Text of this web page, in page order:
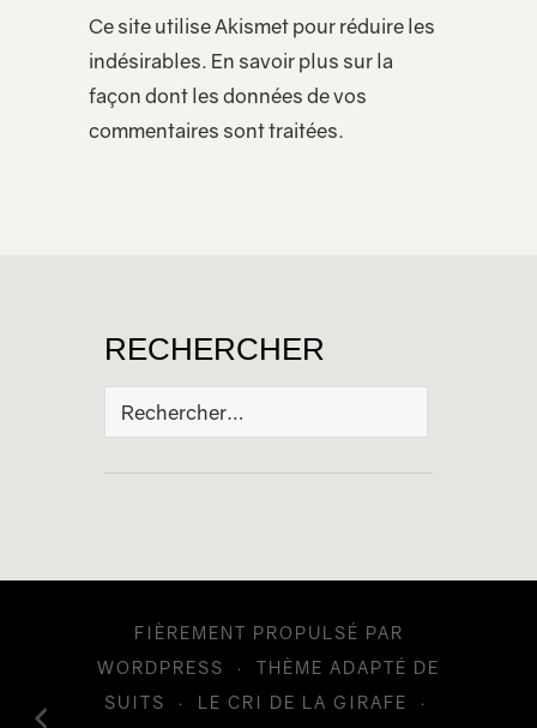
Ce site utilise Akismet pour réduire les
indésirables. En savoir plus sur la
façon dont les données de vos
commentaires sont traitées.
RECHERCHER
Rechercher :
FIÈREMENT PROPULSÉ PAR
WORDPRESS
·
THÈME ADAPTÉ DE
SUITS
· LE CRI DE LA GIRAFE
·